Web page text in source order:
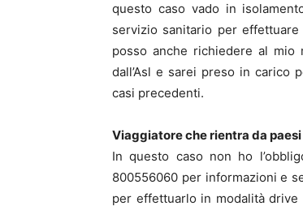
questo caso vado in
servizio sanitario per
posso anche richiedere al mio
dall’Asl e sarei preso in carico
casi precedenti.
Viaggiatore che rientra da paesi
In questo caso non ho
800556060 per informazioni e
per effettuarlo in modalità drive